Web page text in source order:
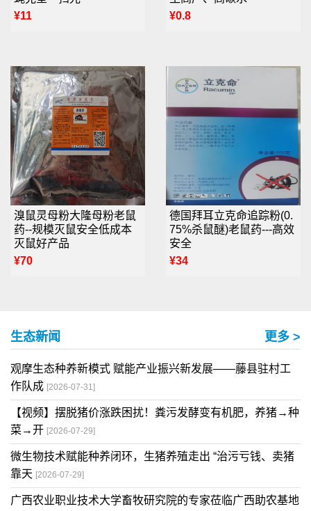
¥11
¥0.8
溴鼠灵母粉大隆母粉老鼠
药--规模灭鼠安全低成本
灭鼠好产品
¥70
德国拜耳立克命追踪粉(0.
75%杀鼠醚)老鼠药---高效
安全
¥34
生态新闻 更多 >
观摩生态种养新模式 赋能产业振兴新发展——藤县驻村工
作队成 [2026-07-31]
【视频】摆脱猪价涨跌困扰！粪污发酵变有机肥，养猪→种
菜→开 [2026-07-29]
微生物技术赋能种养闭环，生猪养殖走出 “治污亏钱、卖猪
靠天 [2026-07-29]
广西农业职业技术大学畜牧研究院的专家莅临广西助农基地